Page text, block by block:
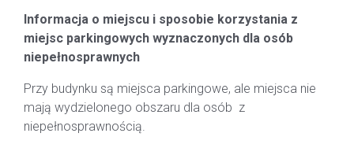
Informacja o miejscu i sposobie korzystania z
miejsc parkingowych wyznaczonych dla osób
niepełnosprawnych
Przy budynku są miejsca parkingowe, ale miejsca nie
mają wydzielonego obszaru dla osób z
niepełnosprawnością.